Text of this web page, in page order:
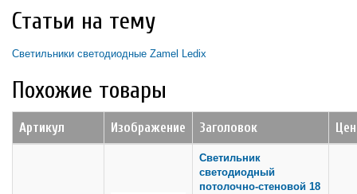
Статьи на тему
Светильники светодиодные Zamel Ledix
Похожие товары
Артикул Изображение Заголовок
Светильник
светодиодный
потолочно-стеновой 18